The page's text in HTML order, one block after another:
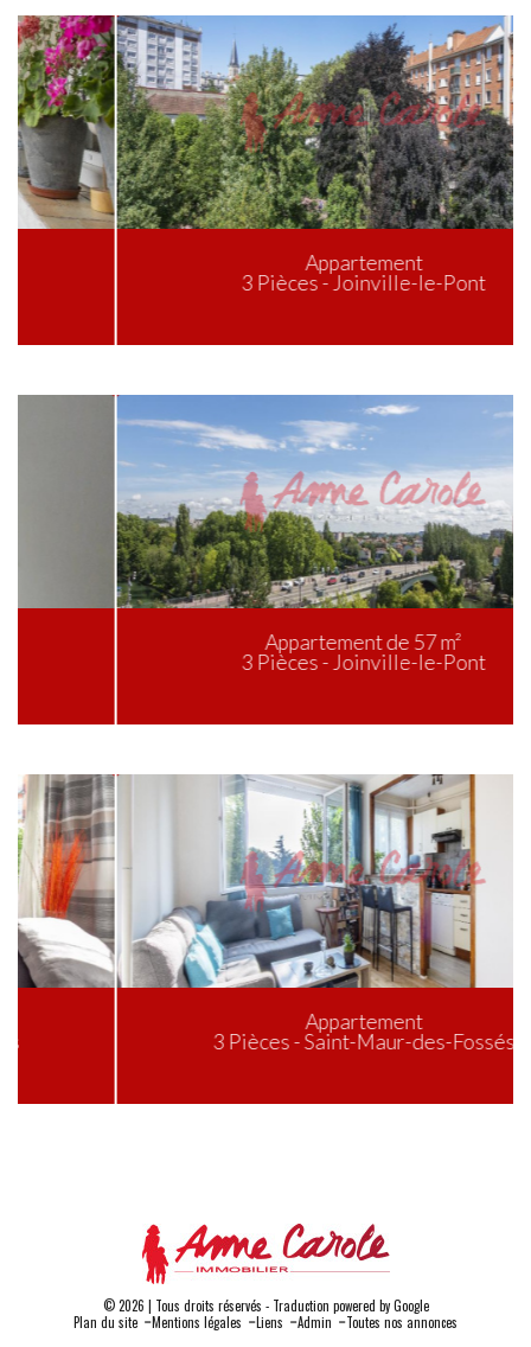
Appartement
3 Pièces - Joinville-le-Pont
Appartement de 57 m²
3 Pièces - Joinville-le-Pont
Appartement
3 Pièces - Saint-Maur-des-Fossés
© 2026 | Tous droits réservés - Traduction powered by Google
Plan du site -Mentions légales -Liens -Admin-Toutes nos annonces